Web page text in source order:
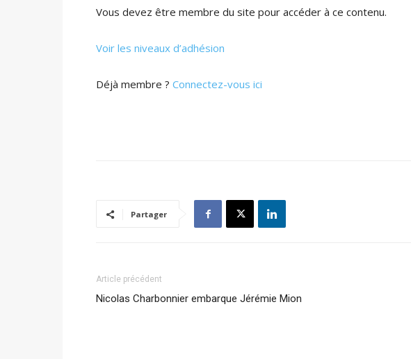
Vous devez être membre du site pour accéder à ce contenu.
Voir les niveaux d’adhésion
Déjà membre ? Connectez-vous ici
Partager
Article précédent
Nicolas Charbonnier embarque Jérémie Mion